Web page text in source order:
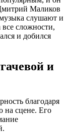
Маликов
слушают и
сложности,
и добился
и
благодаря
на сцене. Его